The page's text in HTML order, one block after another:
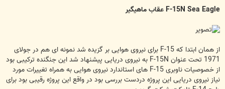
ت
F-15N Sea Eagle عقاب ماهیگیر
از همان ابتدا که F-15 برای نیروی هوایی بر گزیده شد نمونه ای هم در جولای
1971 تحت عنوان F-15N به نیروی دریایی پیشنهاد شد این جنگنده ترکیبی بود
از خصوصیات ناوبری F-15 های استاندارد نیروی هوایی به همراه تغییرات مورد
نیاز نیروی دریایی این پروژه دردست بررسی بود در واقع این پروژه رقیبی بود برای